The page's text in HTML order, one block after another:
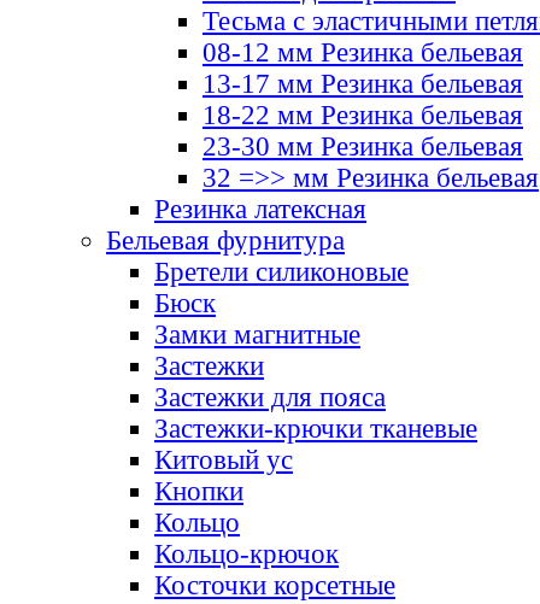
Тесьма с эластичными
08-12 мм Резинка бельевая
13-17 мм Резинка бельевая
18-22 мм Резинка бельевая
23-30 мм Резинка бельевая
32 =>> мм Резинка бельевая
Резинка латексная
Бельевая фурнитура
Бретели силиконовые
Бюск
Замки магнитные
Застежки
Застежки для пояса
Застежки-крючки тканевые
Китовый ус
Кнопки
Кольцо
Кольцо-крючок
Косточки корсетные